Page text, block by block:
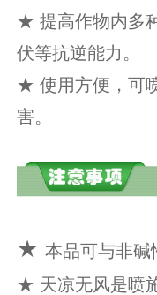
★ 提高作物内多
伏等抗逆能力。
★ 使用方便，可
害。
★本品可与非碱
★ 天凉无风是喷